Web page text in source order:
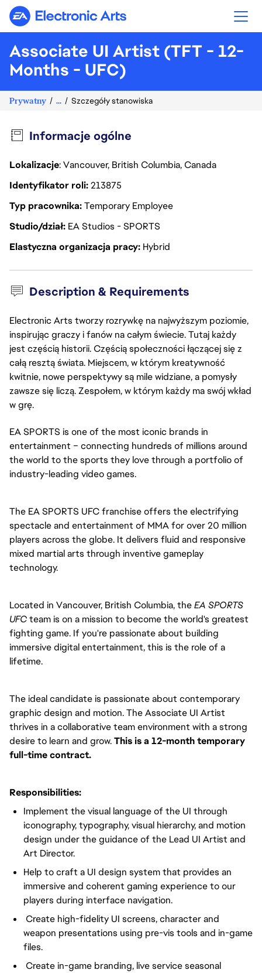
Electronic Arts
Associate UI Artist (TFT - 12-
Months - UFC)
Prywatny ... Szczegóły stanowiska
Informacje ogólne
Lokalizacje: Vancouver, British Columbia, Canada
Identyfikator roli213875
Typ pracownikaTemporary Employee
Studio/dział EA Studios - SPORTS
Elastyczna organizacja pracy Hybrid
Description & Requirements
Electronic Arts tworzy rozrywkę na najwyższym poziomie,
inspirując graczy i fanów na całym świecie. Tutaj każdy
jest częścią historii. Częścią społeczności łączącej się z
całą resztą świata. Miejscem, w którym kreatywność
kwitnie, nowe perspektywy są mile widziane, a pomysły
zawsze się liczą. Zespołem, w którym każdy ma swój wkład
w grę.
EA SPORTS is one of the most iconic brands in
entertainment – connecting hundreds of millions around
the world to the sports they love through a portfolio of
industry-leading video games.
The EA SPORTS UFCfranchise offers the electrifying
spectacle and entertainment of MMA for over 20 million
players across the globe. It delivers fluid and responsive
mixed martial arts through inventive gameplay
technology.
Located in Vancouver, British Columbia, the EA SPORTS
UFC team is on a mission to become the world's greatest
fighting game. If you're passionate about building
immersive digital entertainment, this is the role of a
lifetime.
The ideal candidate is passionate about contemporary
graphic design and motion. The Associate UI Artist
thrives in a collaborative team environment with a strong
desire to learn and grow.This is a 12-month temporary
full-time contract.
Responsibilities:
Implement the visual language of the UI through
iconography, typography, visual hierarchy, and motion
design under the guidance of the Lead UI Artist and
Art Director.
Help to craft a UI design system that provides an
immersive and coherent gaming experience to our
players during interface navigation.
Create high-fidelity UI screens, character and
weapon presentations using pre-vis tools and in-game
files.
Create in-game branding, live service seasonal